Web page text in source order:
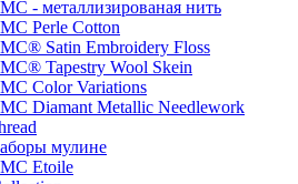
- металлизированая нить
Perle Cotton
Satin Embroidery Floss
Tapestry Wool Skein
Color Variations
Diamant Metallic Needlework
мулине
Etoile